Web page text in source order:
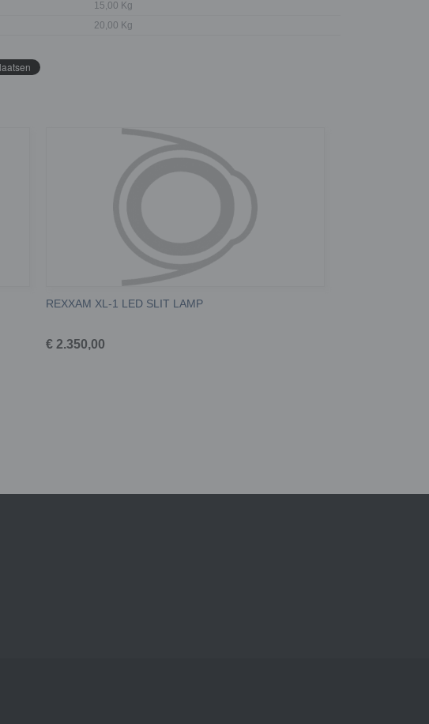
15,00 Kg
20,00 Kg
REXXAM XL-1 LED SLIT LAMP
€ 2.350,00